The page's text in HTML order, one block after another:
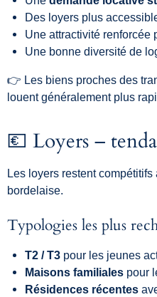
Des loyers plus
Une attractivité renforcée
Une bonne diversité de
👉 Les biens proches des
louentgénéralement plus
💶 Loyers –
Les loyers restentcompétitifs
bordelaise.
Typologies les plus
T2 /T3 pour les jeunes
Maisons familiales pour
Résidences récentes